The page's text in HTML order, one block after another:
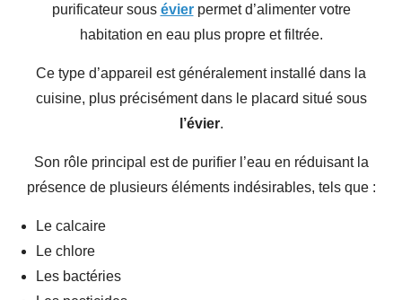
purificateur sous évier permet d’alimenter votre
habitation en eau plus propre et filtrée.
Ce type d’appareil est généralement installé dans la
cuisine, plus précisément dans le placard situé sous
l’évier.
Son rôle principal est de purifier l’eau en réduisant la
présence de plusieurs éléments indésirables, tels que :
Le calcaire
Le chlore
Les bactéries